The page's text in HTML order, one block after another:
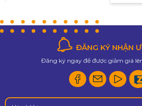
ĐĂNG KÝ NHẬN
Đăng ký ngay để được giảm giá